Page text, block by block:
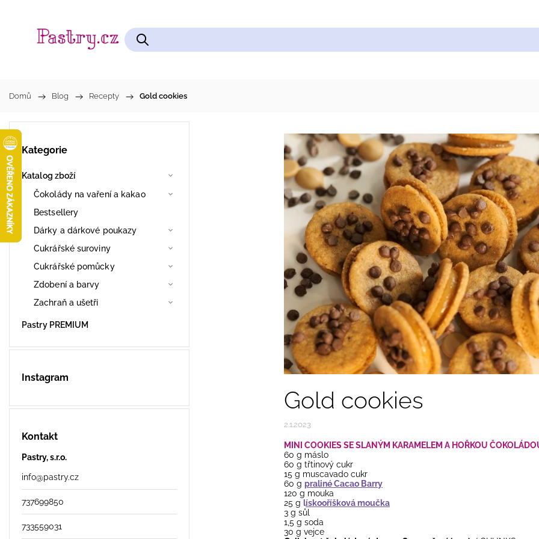
Domů / Blog / Recepty / Gold cookies
Kategorie
Katalog zboží
Čokolády na vaření a kakao
Bestsellery
Dárky a dárkové poukazy
Cukrářské suroviny
Cukrářské pomůcky
Zdobení a barvy
Zachraň a ušetři
Pastry PREMIUM
Instagram
Kontakt
Pastry, s.r.o.
info@pastry.cz
737699850
733559031
Gold cookies
2.1.2023
MINI COOKIES SE SLANÝM KARAMELEM A HOŘKOU
60 g máslo
60 g třtinový cukr
15 g muscavado cukr
60 g praliné Cacao Barry
120 g mouka
25 g lískooříšková moučka
3 g sůl
1,5 g soda
30 g vejce